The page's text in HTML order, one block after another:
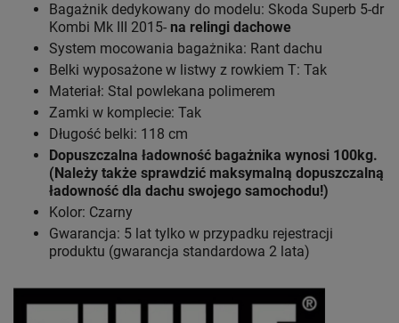
Bagażnik dedykowany do modelu: Skoda Superb 5-dr
Kombi Mk III 2015- na relingi dachowe
System mocowania bagażnika: Rant dachu
Belki wyposażone w listwy z rowkiem T: Tak
Materiał: Stal powlekana polimerem
Zamki w komplecie: Tak
Długość belki: 118 cm
Dopuszczalna ładowność bagażnika wynosi 100kg.
(Należy także sprawdzić maksymalną dopuszczalną
ładowność dla dachu swojego samochodu!)
Kolor: Czarny
Gwarancja: 5 lat tylko w przypadku rejestracji
produktu (gwarancja standardowa 2 lata)